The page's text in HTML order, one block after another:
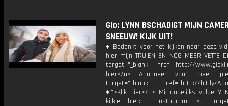
Gio: LYNN BSCHADIGT MIJN
SNEEUW! KIJK UIT!
♦ Bedankt voor het kijken naar deze
hier mijn TRUIEN EN NOG MEER VETTE
target="_blank" href="http://
hier</a> Abonneer voor meer
target="_blank" href="http://bit.ly/
♦">Klik hier</a> Mij dagelijks volgen?
kijkje hier: - Instagram: <a